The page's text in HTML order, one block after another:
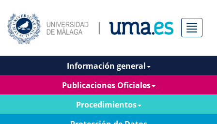
Menú
Información general
Publicaciones Oficiales
Procedimientos